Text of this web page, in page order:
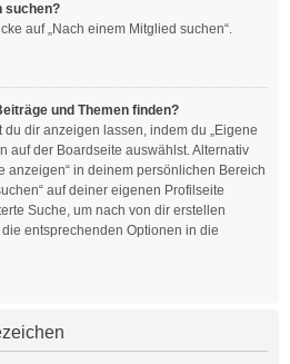
suchen?
auf „Nach einem Mitglied suchen“.
und Themen finden?
dir anzeigen lassen, indem du „Eigene
auf der Boardseite auswählst. Alternativ
anzeigen“ in deinem persönlichen Bereich
auf deiner eigenen Profilseite
Suche, um nach von dir erstellen
entsprechenden Optionen in die